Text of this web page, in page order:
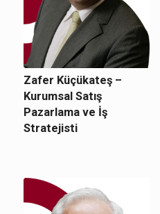
Zafer Küçükateş –
Kurumsal Satış
Pazarlama ve İş
Stratejisti